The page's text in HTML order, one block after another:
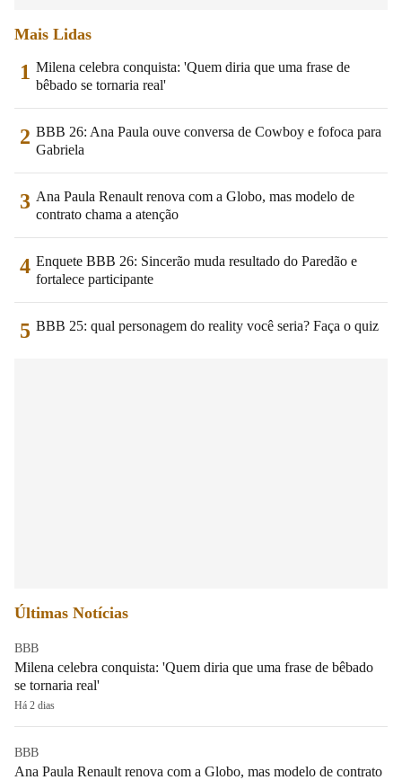
Mais Lidas
1 Milena celebra conquista: 'Quem diria que uma frase de
bêbado se tornaria real'
2 BBB 26: Ana Paula ouve conversa de Cowboy e fofoca para
Gabriela
3 Ana Paula Renault renova com a Globo, mas modelo de
contrato chama a atenção
4 Enquete BBB 26: Sincerão muda resultado do Paredão e
fortalece participante
5 BBB 25: qual personagem do reality você seria? Faça o quiz
Últimas Notícias
BBB
Milena celebra conquista: 'Quem diria que uma frase de bêbado
se tornaria real'
Há 2 dias
BBB
Ana Paula Renault renova com a Globo, mas modelo de contrato